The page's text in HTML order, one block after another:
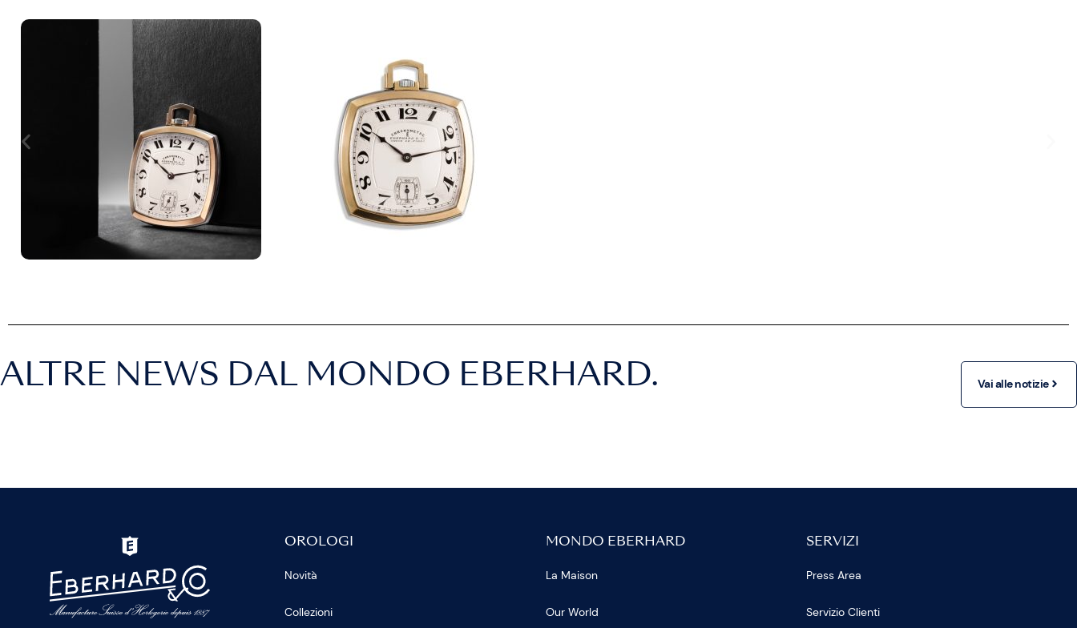
ALTRE NEWS DAL MONDO EBERHARD. Vai alle notizie
OROLOGI
Novità
Collezioni
MONDO EBERHARD
La Maison
Our World
SERVIZI
Press Area
Servizio Clienti